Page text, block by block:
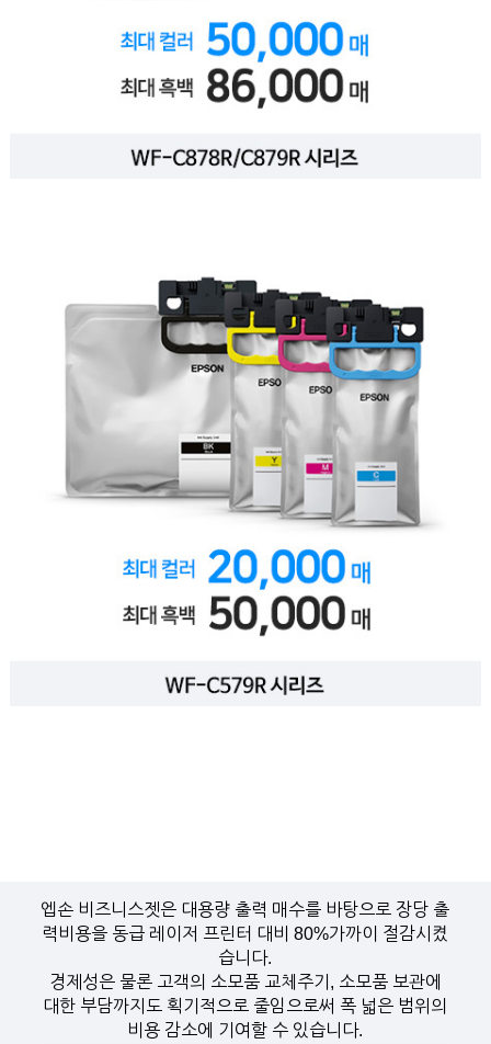
엡손 비즈니스젯은 대용량 출력 매수를 바탕으로 장당 출
력비용을 동급 레이저 프린터 대비 80%가까이 절감시켰
습니다.
경제성은 물론 고객의 소모품 교체주기, 소모품 보관에
대한 부담까지도 획기적으로 줄임으로써 폭 넓은 범위의
비용 감소에 기여할 수 있습니다.